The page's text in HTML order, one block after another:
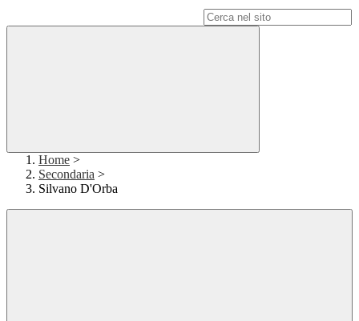
Home >
Secondaria >
Silvano D'Orba